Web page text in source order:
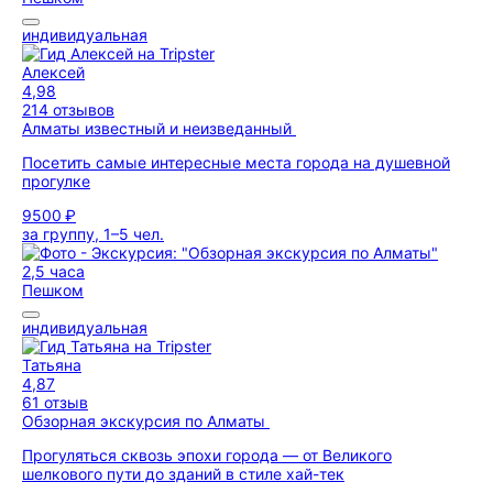
индивидуальная
Алексей
4,98
214 отзывов
Алматы известный и неизведанный
Посетить самые интересные места города на душевной
прогулке
9500 ₽
за группу, 1–5 чел.
2,5 часа
Пешком
индивидуальная
Татьяна
4,87
61 отзыв
Обзорная экскурсия по Алматы
Прогуляться сквозь эпохи города — от Великого
шелкового пути до зданий в стиле хай-тек